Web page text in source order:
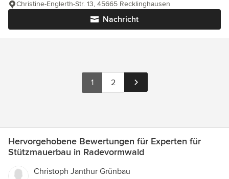
Nachricht
Christine-Englerth-Str. 13, 45665 Recklinghausen
1 2
Hervorgehobene Bewertungen für Experten für
Stützmauerbau in Radevormwald
Christoph Janthur Grünbau